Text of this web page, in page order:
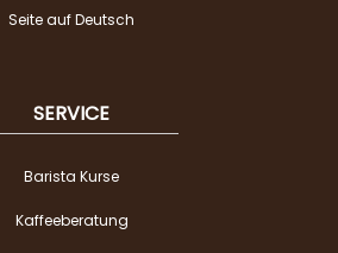
Seite auf Deutsch
SERVICE
Barista Kurse
Kaffeeberatung